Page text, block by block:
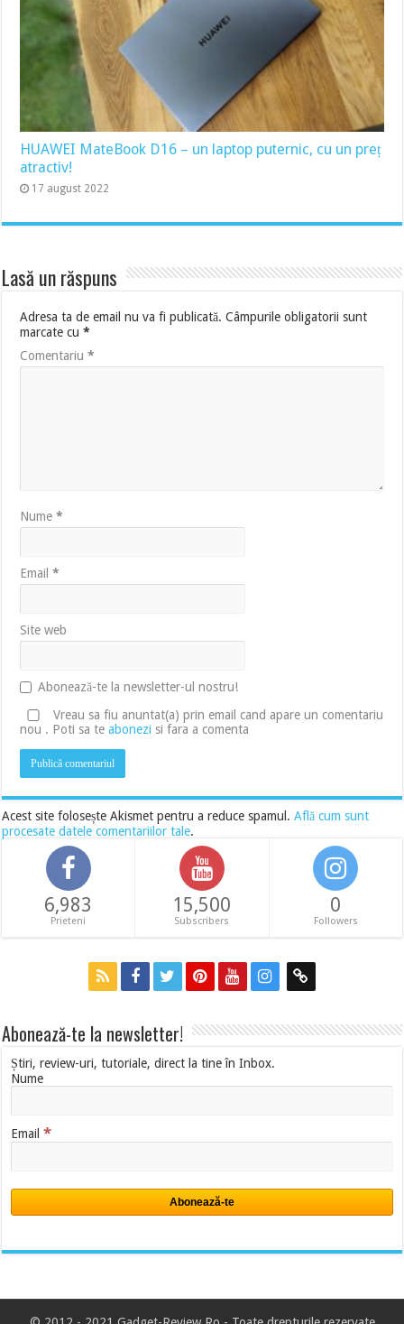
HUAWEI MateBook D16 – un laptop puternic, cu un preț
atractiv!
17 august 2022
Lasă un răspuns
Adresa ta de email nu va fi publicată. Câmpurile obligatorii sunt
marcate cu*
Comentariu*
Nume*
Email*
Site web
Abonează-te la newsletter-ul nostru!
Vreau sa fiu anuntat(a) prin email cand apare un comentariu
nou . Poti sa teabonezi si fara a comenta
Acest site folosește Akismet pentru a reduce spamul.Află cum sunt
procesate datele comentariilor tale.
6,983
Prieteni
15,500
Subscribers
0
Followers
Abonează-te la newsletter!
Știri, review-uri, tutoriale, direct la tine în Inbox.
Nume
Email*